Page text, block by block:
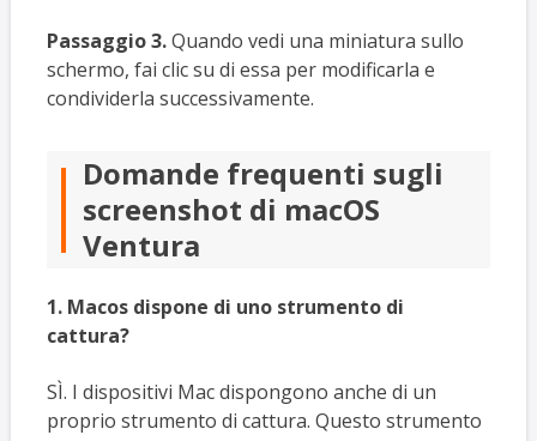
Passaggio 3.Quando vedi una miniatura sullo
schermo, fai clic su di essa per modificarla e
condividerla successivamente.
Domande frequenti sugli
screenshot di macOS
Ventura
1. Macos dispone di uno strumento di
cattura?
SÌ. I dispositivi Mac dispongono anche di un
proprio strumento di cattura. Questo strumento